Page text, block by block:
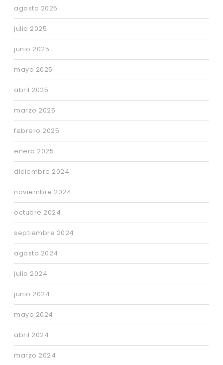
agosto 2025
julio 2025
junio 2025
mayo 2025
abril 2025
marzo 2025
febrero 2025
enero 2025
diciembre 2024
noviembre 2024
octubre 2024
septiembre 2024
agosto 2024
julio 2024
junio 2024
mayo 2024
abril 2024
marzo 2024